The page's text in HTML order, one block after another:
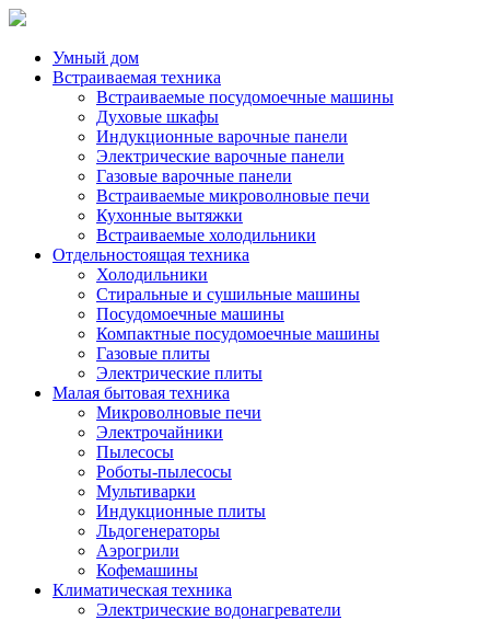
Умный дом
Встраиваемая техника
Встраиваемые посудомоечные машины
Духовые шкафы
Индукционные варочные панели
Электрические варочные панели
Газовые варочные панели
Встраиваемые микроволновые печи
Кухонные вытяжки
Встраиваемые холодильники
Отдельностоящая техника
Холодильники
Стиральные и сушильные машины
Посудомоечные машины
Компактные посудомоечные машины
Газовые плиты
Электрические плиты
Малая бытовая техника
Микроволновые печи
Электрочайники
Пылесосы
Роботы-пылесосы
Мультиварки
Индукционные плиты
Льдогенераторы
Аэрогрили
Кофемашины
Климатическая техника
Электрические водонагреватели